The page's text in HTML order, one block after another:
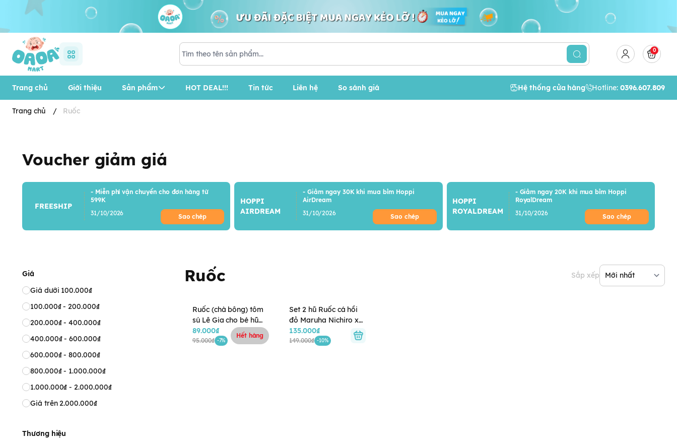
0
Trang chủ Giới thiệu Sản phẩm HOT DEAL!!! Tin tức Liên hệ So sánh giá Hệ thống cửa hàng Hotline: 0396.607.809
Trang chủ / Ruốc
Voucher giảm giá
FREESHIP
- Miễn phí vận chuyển cho đơn hàng từ
599K
31/10/2026
Sao chép
HOPPI
AIRDREAM
- Giảm ngay 30K khi mua bỉm Hoppi
AirDream
31/10/2026
Sao chép
HOPPI
ROYALDREAM
- Giảm ngay 20K khi mua bỉm Hoppi
RoyalDream
31/10/2026
Sao chép
Giá
Giá dưới 100.000₫
100.000₫ - 200.000₫
200.000₫ - 400.000₫
400.000₫ - 600.000₫
600.000₫ - 800.000₫
800.000₫ - 1.000.000₫
1.000.000₫ - 2.000.000₫
Giá trên 2.000.000₫
Thương hiệu
Ruốc Sắp xếp
Ruốc (chà bông) tôm
sú Lê Gia cho bé hũ
45g (6M+)
89.000₫
95.000₫ -7%
Hết hàng
Set 2 hũ Ruốc cá hồi
đỏ Maruha Nichiro x
50g
135.000₫
149.000₫ -10%